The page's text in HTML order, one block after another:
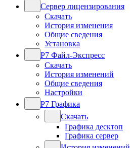
Сервер лицензирования
Скачать
История изменения
Общие сведения
Установка
Р7 Файл-Экспресс
Скачать
История изменений
Общие сведения
Настройки
Р7 Графика
Скачать
Графика десктоп
Графика сервер